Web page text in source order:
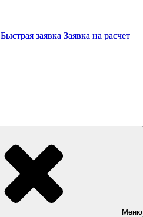
Быстрая заявка Заявка на расчет
Меню